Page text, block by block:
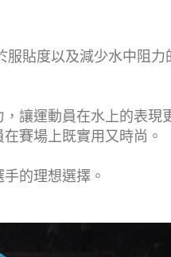
貼度以及減少水中阻力
讓運動員在水上的表現
賽場上既實用又時尚。
的理想選擇。